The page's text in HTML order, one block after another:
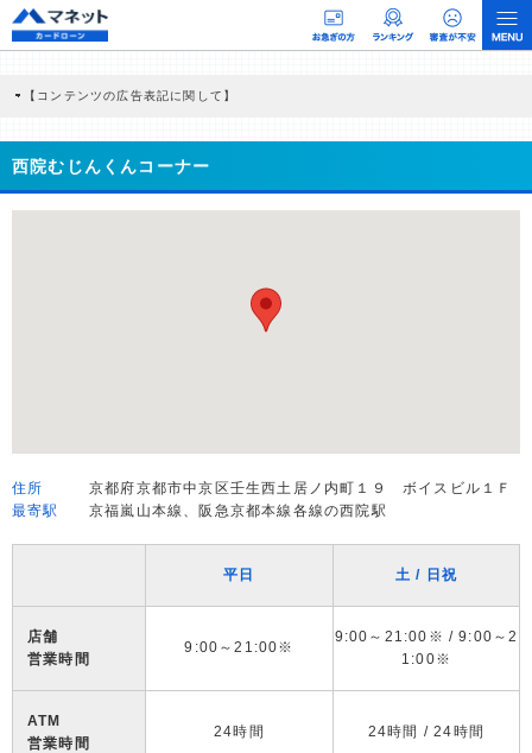
【コンテンツの広告表記に関して】
商品を根拠なくPRするものではなく、当編集部の調査／ユーザーへの口コミ収集な
どに基づき、公平性を担保した情報提供を行っています。
>提携企業一覧
西院むじんくんコーナー
住所
京都府京都市中京区壬生西土居ノ内町１９ ボイスビル１Ｆ
最寄駅
京福嵐山本線、阪急京都本線各線の西院駅
平日 土 / 日祝
店舗
営業時間
9:00～21:00※
9:00～21:00※ / 9:00～2
1:00※
ATM
営業時間
24時間 24時間 / 24時間